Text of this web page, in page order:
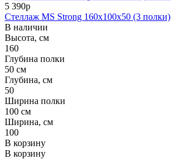
5 390р
Стеллаж MS Strong 160x100x50 (3 полки)
В наличии
Высота, см
160
Глубина полки
50 см
Глубина, см
50
Ширина полки
100 см
Ширина, см
100
В корзину
В корзину